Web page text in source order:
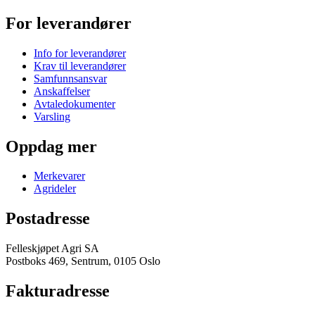
For leverandører
Info for leverandører
Krav til leverandører
Samfunnsansvar
Anskaffelser
Avtaledokumenter
Varsling
Oppdag mer
Merkevarer
Agrideler
Postadresse
Felleskjøpet Agri SA
Postboks 469, Sentrum, 0105 Oslo
Fakturadresse